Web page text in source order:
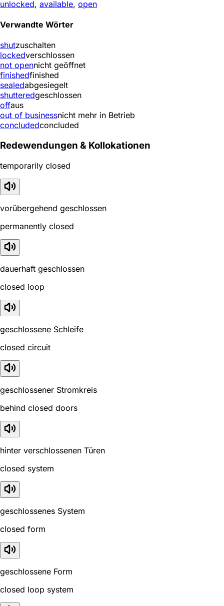
unlocked, available, open
Verwandte Wörter
shutzuschalten
lockedverschlossen
not opennicht geöffnet
finishedfinished
sealedabgesiegelt
shutteredgeschlossen
offaus
out of businessnicht mehr in Betrieb
concludedconcluded
Redewendungen & Kollokationen
temporarily closed
vorübergehend geschlossen
permanently closed
dauerhaft geschlossen
closed loop
geschlossene Schleife
closed circuit
geschlossener Stromkreis
behind closed doors
hinter verschlossenen Türen
closed system
geschlossenes System
closed form
geschlossene Form
closed loop system